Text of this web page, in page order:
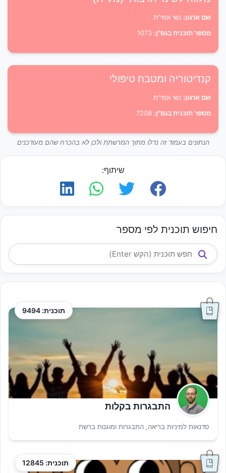
שם ארגון: נשי אמי"ת
מספר תוכנית בגפ"ן:
קנדיטוריה ומטבח טיפולי
שם ארגון: נשי אמי"ת
מספר תוכנית בגפ"ן:
הנתונים בעמוד זה נדלו מתוך המרשתת ולכן לא בהכרח שהם מעודכנים
שיתוף:
חיפוש תוכנית לפי מספר
תוכנית: 9494
התבגרות בקלות
סדנאות למיניות בריאה, התבגרות ומוגנות ברשת
תוכנית: 12845